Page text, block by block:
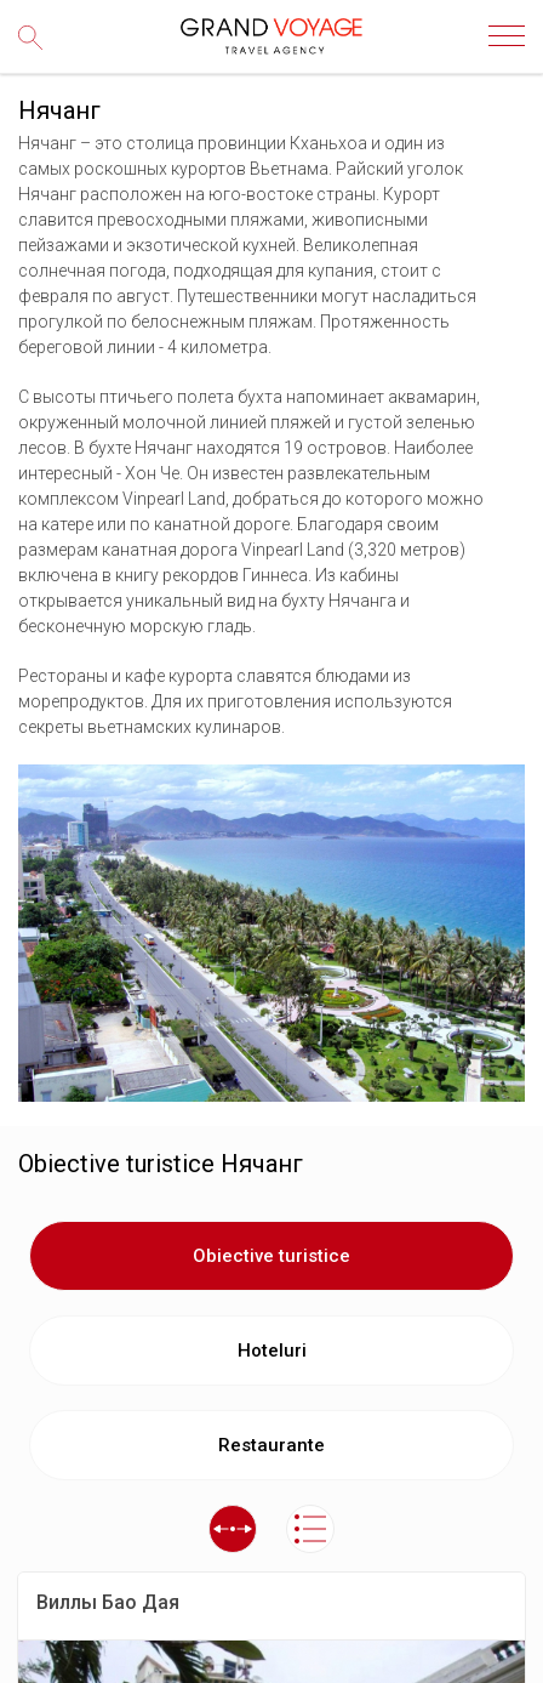
Нячанг
Нячанг – это столица провинции Кханьхоа и один из
самых роскошных курортов Вьетнама. Райский уголок
Нячанг расположен на юго-востоке страны. Курорт
славится превосходными пляжами, живописными
пейзажами и экзотической кухней. Великолепная
солнечная погода, подходящая для купания, стоит с
февраля по август. Путешественники могут насладиться
прогулкой по белоснежным пляжам. Протяженность
береговой линии - 4 километра.
С высоты птичьего полета бухта напоминает аквамарин,
окруженный молочной линией пляжей и густой зеленью
лесов. В бухте Нячанг находятся 19 островов. Наиболее
интересный - Хон Че. Он известен развлекательным
комплексом Vinpearl Land, добраться до которого можно
на катере или по канатной дороге. Благодаря своим
размерам канатная дорога Vinpearl Land (3,320 метров)
включена в книгу рекордов Гиннеса. Из кабины
открывается уникальный вид на бухту Нячанга и
бесконечную морскую гладь.
Рестораны и кафе курорта славятся блюдами из
морепродуктов. Для их приготовления используются
секреты вьетнамских кулинаров.
Obiective turistice Нячанг
Obiective turistice
Hoteluri
Restaurante
Виллы Бао Дая